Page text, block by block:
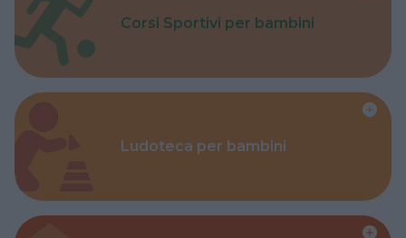
Corsi Sportivi per bambini
Ludoteca per bambini